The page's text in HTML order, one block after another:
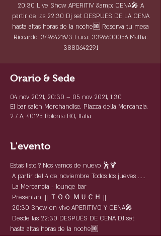
20:30 Live Show APERITIV &amp; CENA🎤 A
partir de las 22:30 Dj set DESPUÉS DE LA CENA
hasta altas horas de la noche🆒 Reserva tu mesa
Riccardo: 3496421673 Luca: 3396600056 Mattia:
3880642291
Orario & Sede
04 nov 2021, 20:30 – 05 nov 2021, 1:30
El bar salón Merchandise, Piazza della Mercanzia,
2 / A, 40125 Bolonia BO, Italia
L'evento
Estas listo ? Nos vamos de nuevo 🕺🍹
A partir del 4 de noviembre Todos los jueves .....
La Mercancía - lounge bar
Presentan: || ＴＯＯ ＭＵＣＨ ||
20:30 Show en vivo APERITIVO Y CENA🎤
hasta altas horas de la noche🆒